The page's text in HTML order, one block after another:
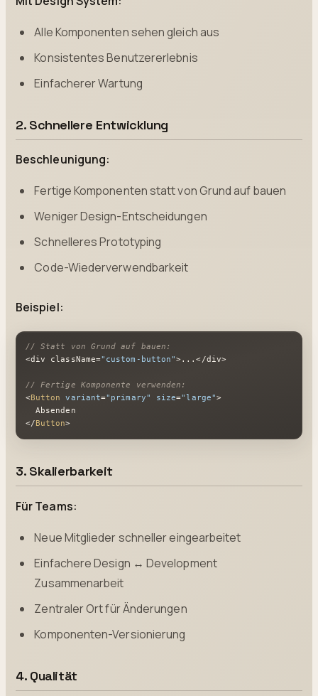
Alle Komponenten sehen gleich aus
Konsistentes Benutzererlebnis
Einfacherer Wartung
2. Schnellere Entwicklung
Beschleunigung:
Fertige Komponenten statt von Grund auf bauen
Weniger Design-Entscheidungen
Schnelleres Prototyping
Code-Wiederverwendbarkeit
Beispiel:
// Statt von Grund auf bauen:
<div className="custom-button">...</div>
// Fertige Komponente verwenden:
<Button variant="primary" size="large">
</ Button>
3. Skalierbarkeit
Für Teams:
Neue Mitglieder schneller eingearbeitet
Einfachere Design ↔ Development
Zusammenarbeit
Zentraler Ort für Änderungen
Komponenten-Versionierung
4. Qualität